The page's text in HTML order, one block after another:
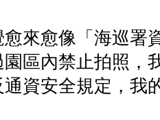
來愈像「海巡署
區內禁止拍照，
資安全規定，我